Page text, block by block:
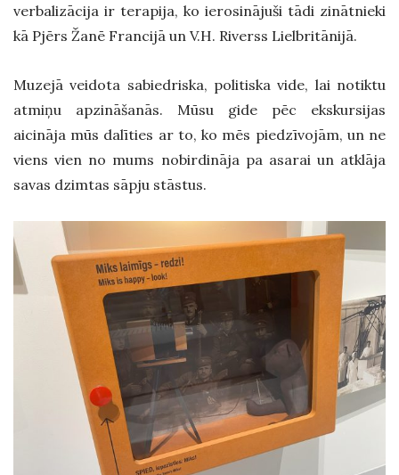
verbalizācija ir terapija, ko ierosinājuši tādi zinātnieki
kā Pjērs Žanē Francijā un V.H. Riverss Lielbritānijā.
Muzejā veidota sabiedriska, politiska vide, lai notiktu
atmiņu apzināšanās. Mūsu gide pēc ekskursijas
aicināja mūs dalīties ar to, ko mēs piedzīvojām, un ne
viens vien no mums nobirdināja pa asarai un atklāja
savas dzimtas sāpju stāstus.